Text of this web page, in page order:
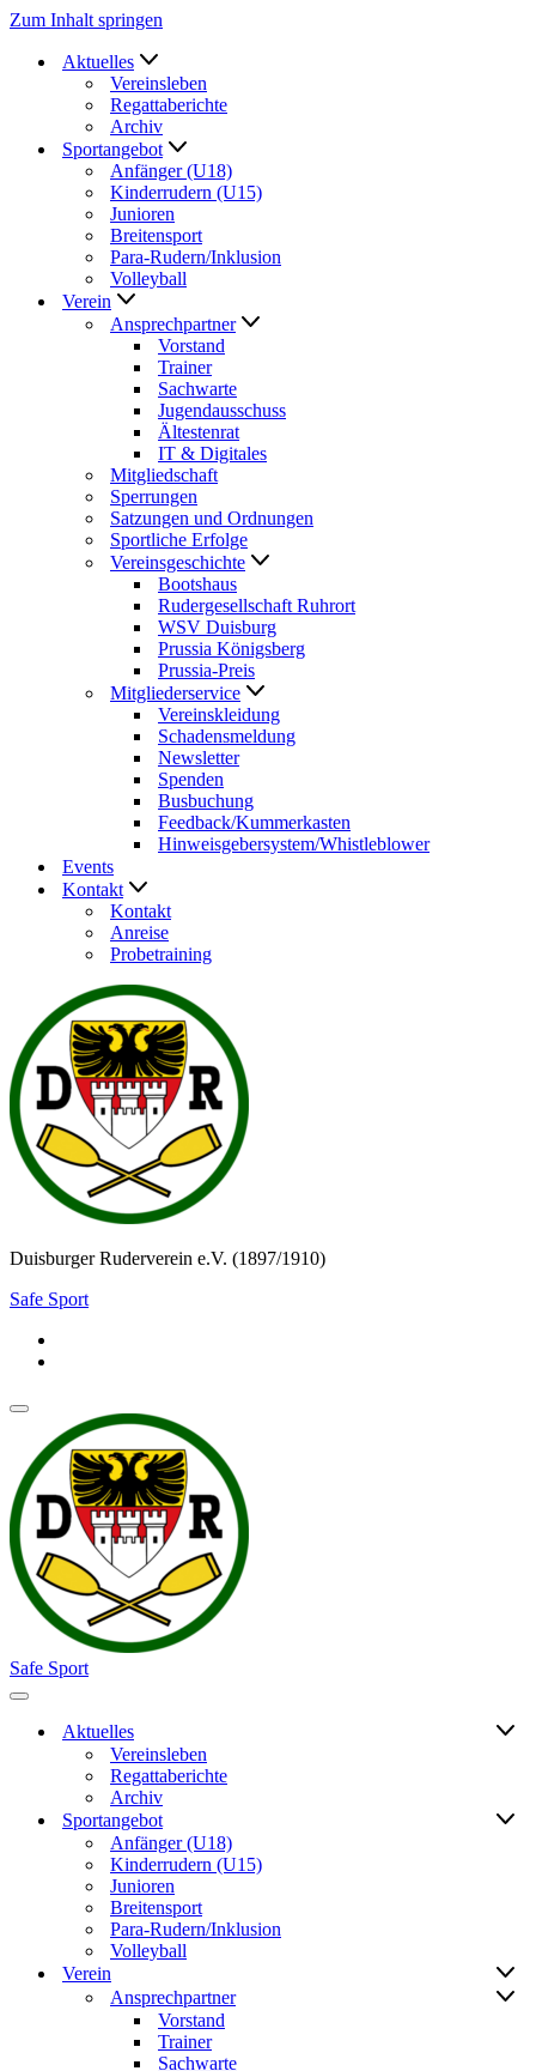
Zum Inhalt springen
Aktuelles
Vereinsleben
Regattaberichte
Archiv
Sportangebot
Anfänger (U18)
Kinderrudern (U15)
Junioren
Breitensport
Para-Rudern/Inklusion
Volleyball
Verein
Ansprechpartner
Vorstand
Trainer
Sachwarte
Jugendausschuss
Ältestenrat
IT & Digitales
Mitgliedschaft
Sperrungen
Satzungen und Ordnungen
Sportliche Erfolge
Vereinsgeschichte
Bootshaus
Rudergesellschaft Ruhrort
WSV Duisburg
Prussia Königsberg
Prussia-Preis
Mitgliederservice
Vereinskleidung
Schadensmeldung
Newsletter
Spenden
Busbuchung
Feedback/Kummerkasten
Hinweisgebersystem/Whistleblower
Events
Kontakt
Kontakt
Anreise
Probetraining
Duisburger Ruderverein e.V. (1897/1910)
Safe Sport
Navigationsmenü
Safe Sport
Navigationsmenü
Aktuelles
Vereinsleben
Regattaberichte
Archiv
Sportangebot
Anfänger (U18)
Kinderrudern (U15)
Junioren
Breitensport
Para-Rudern/Inklusion
Volleyball
Verein
Ansprechpartner
Vorstand
Trainer
Sachwarte